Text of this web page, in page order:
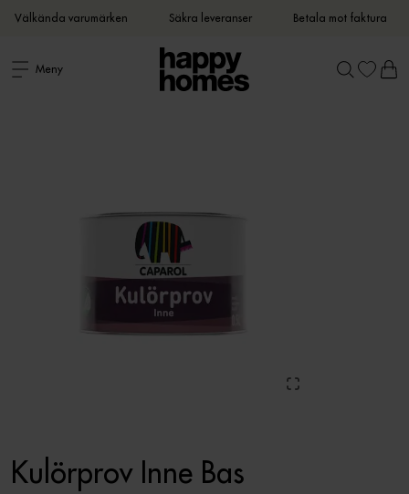
Välkända varumärken Säkra leveranser Betala mot faktura
Meny
Kulörprov Inne Bas